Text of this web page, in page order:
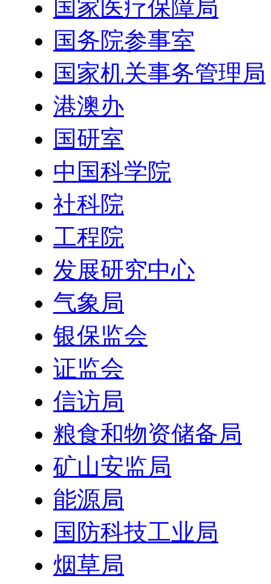
国家医疗保障局
国务院参事室
国家机关事务管理局
港澳办
国研室
中国科学院
社科院
工程院
发展研究中心
气象局
银保监会
证监会
信访局
粮食和物资储备局
矿山安监局
能源局
国防科技工业局
烟草局